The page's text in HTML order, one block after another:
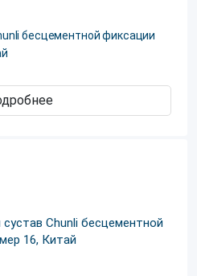
бесцементной фиксации